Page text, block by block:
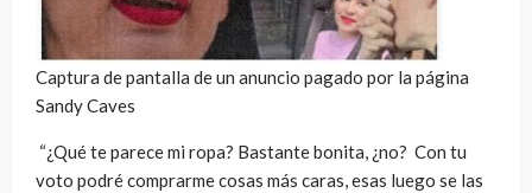
Captura de pantalla de un anuncio pagado por la página
Sandy Caves
“¿Qué te parece mi ropa? Bastante bonita, ¿no? Con tu
voto podré comprarme cosas más caras, esas luego se las